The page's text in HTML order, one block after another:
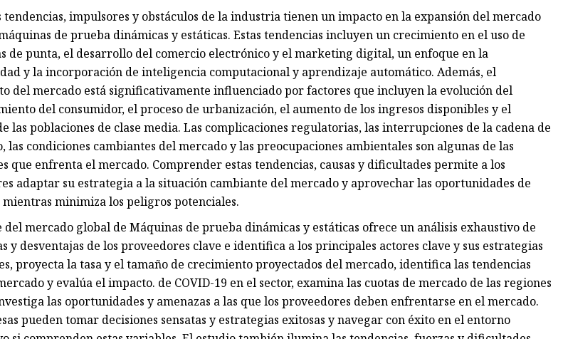
impulsores y obstáculos de la industria tienen un impacto en la expansión del mercado
de prueba dinámicas y estáticas. Estas tendencias incluyen un crecimiento en el uso de
de punta, el desarrollo del comercio electrónico y el marketing digital, un enfoque en la
y la incorporación de inteligencia computacional y aprendizaje automático. Además, el
del mercado está significativamente influenciado por factores que incluyen la evolución del
del consumidor, el proceso de urbanización, el aumento de los ingresos disponibles y el
las poblaciones de clase media. Las complicaciones regulatorias, las interrupciones de la cadena de
las condiciones cambiantes del mercado y las preocupaciones ambientales son algunas de las
que enfrenta el mercado. Comprender estas tendencias, causas y dificultades permite a los
adaptar su estrategia a la situación cambiante del mercado y aprovechar las oportunidades de
mientras minimiza los peligros potenciales.
mercado global de Máquinas de prueba dinámicas y estáticas ofrece un análisis exhaustivo de
y desventajas de los proveedores clave e identifica a los principales actores clave y sus estrategias
proyecta la tasa y el tamaño de crecimiento proyectados del mercado, identifica las tendencias
y evalúa el impacto. de COVID-19 en el sector, examina las cuotas de mercado de las regiones
las oportunidades y amenazas a las que los proveedores deben enfrentarse en el mercado.
pueden tomar decisiones sensatas y estrategias exitosas y navegar con éxito en el entorno